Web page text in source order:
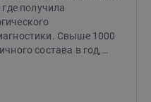
получила
Свыше 1000
состава в год,